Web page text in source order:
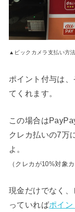
▲ビックカメラ支払い方
ポイント付与は
てくれます。
この場合は
クレカ払いの7万
よ。
（クレカが10%対象
現金だけでなく
っていればポイン